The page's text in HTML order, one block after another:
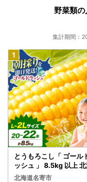
※現在、運営会社の変
がございます。その
※余裕を持っての申請
※期日までにご提出い
なります。
※FAXやEメールでの
さい。
※ワンストップ特例申
類」と(2)「本人確認
詳細は下記URLからご
https://
◯ワンストップ特例申
当市へ申請期限までに
添付いただいておりま
野菜類
集計期間：
とうもろこし「 ゴール
ッシュ 」 8.5kg 以上
道 名寄 スイートコーン
北海道名寄市